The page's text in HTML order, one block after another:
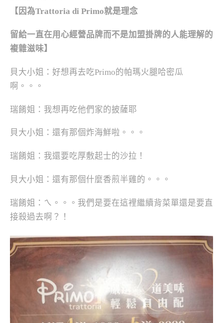
【因為Trattoria di Primo就是理念
留給一直在用心經營品牌而不是加盟掛牌的人能理解的
複雜滋味】
貝大小姐：好想再去吃Primo的帕瑪火腿哈密瓜
啊。。。
瑞餚姐：我想再吃他們家的披薩耶
貝大小姐：還有那個炸海鮮啦。。。
瑞餚姐：我還要吃厚敷起士的沙拉！
貝大小姐：還有那個什麼香煎半雞的。。。
瑞餚姐：ㄟ。。。我們是要在這裡繼續背菜單還是要直
接殺過去啊？！